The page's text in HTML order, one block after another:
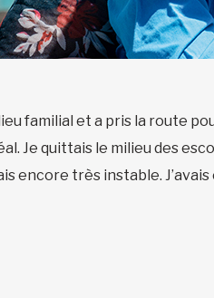
familial et a pris la route
Je quittais le milieu des
encore très instable.